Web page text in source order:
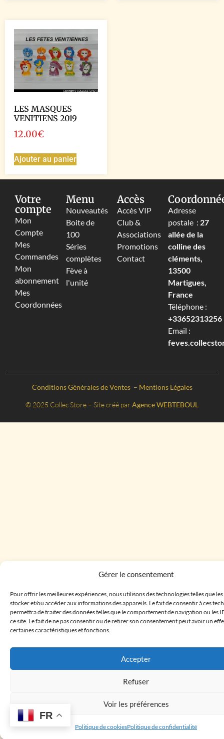
Gérer le consentement
Pour offrir les meilleures expériences, nous utilisons des technologies telles que
stocker et/ou accéder aux informations des appareils. Le fait de consentir à ces
permettra de traiter des données telles que le comportement de navigation ou les
ce site. Le fait de ne pas consentir ou de retirer son consentement peut avoir un
certaines caractéristiques et fonctions.
Accepter
Refuser
Voir les préférences
Politique de cookiesPolitique de confidentialité
LES MASQUES
VENITIENS 2019
12.00€
Ajouter au panier
Votre
compte
Mon
Compte
Mes
Commandes
Mon
abonnement
Mes
Coordonnées
Menu
Nouveautés
Boite de
100
Séries
complètes
Fève à
l'unité
Accès
Accès VIP
Club &
Associations
Promotions
Contact
Adresse
postale : 27
allée de la
colline des
cléments,
13500
Martigues,
France
Téléphone :
+33652313256‬
Email :
Conditions Générales de Ventes – Mentions Légales
© 2025 Collec Store – Site créé par Agence WEBTEBOUL
FR